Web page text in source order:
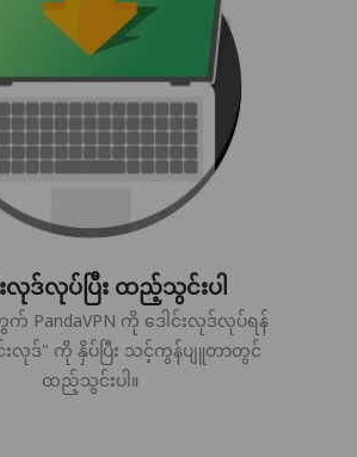
းလုဒ်လုပ်ပြီး ထည့်သွင်းပါ
က် PandaVPN ကို ဒေါင်းလုဒ်လုပ်ရန်
းလုဒ်" ကို နှိပ်ပြီး သင့်ကွန်ပျူတာတွင်
ထည့်သွင်းပါ။